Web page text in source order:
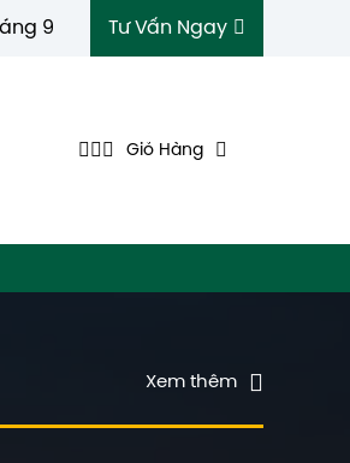
9 Tư Vấn Ngay
Giỏ Hàng
Xem thêm